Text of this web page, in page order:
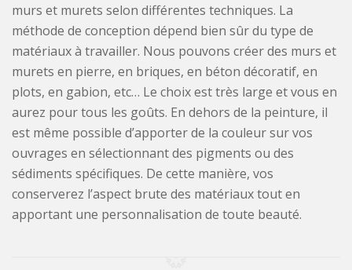
murs et murets selon différentes techniques. La
méthode de conception dépend bien sûr du type de
matériaux à travailler. Nous pouvons créer des murs et
murets en pierre, en briques, en béton décoratif, en
plots, en gabion, etc… Le choix est très large et vous en
aurez pour tous les goûts. En dehors de la peinture, il
est même possible d’apporter de la couleur sur vos
ouvrages en sélectionnant des pigments ou des
sédiments spécifiques. De cette manière, vos
conserverez l’aspect brute des matériaux tout en
apportant une personnalisation de toute beauté.